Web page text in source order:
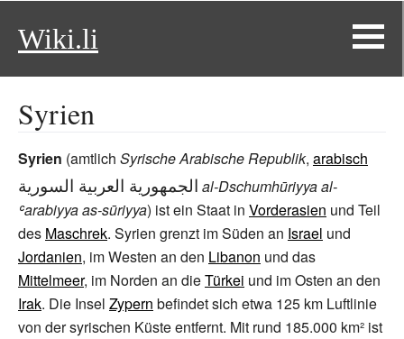
Wiki.li
Syrien
Syrien (amtlich Syrische Arabische Republik, arabisch
الجمهورية العربية السورية al-Dschumhūriyya al-
ʿarabiyya as-sūriyya) ist ein Staat in Vorderasien und Teil
des Maschrek. Syrien grenzt im Süden an Israel und
Jordanien, im Westen an den Libanon und das
Mittelmeer, im Norden an dieTürkei und im Osten an den
Irak. Die Insel Zypern befindet sich etwa 125 km Luftlinie
von der syrischen Küste entfernt. Mit rund 185.000 km² ist